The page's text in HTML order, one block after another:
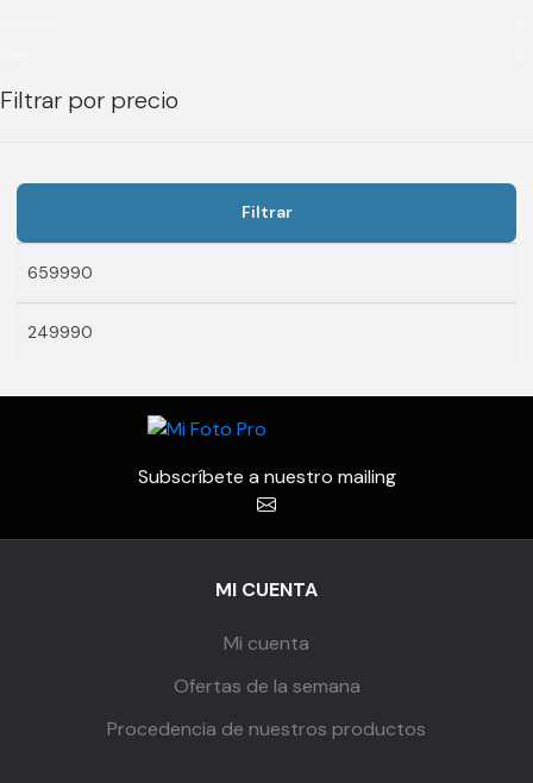
Filtrar por precio
Filtrar
Subscríbete a nuestro mailing
MI CUENTA
Mi cuenta
Ofertas de la semana
Procedencia de nuestros productos